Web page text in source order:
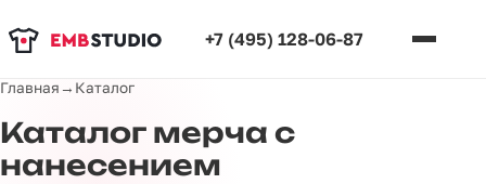
+7 (495) 128-06-87
Главная→ Каталог
Каталог мерча с
нанесением